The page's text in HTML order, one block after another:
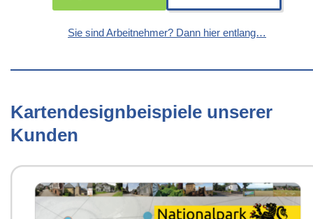
Sie sind Arbeitnehmer? Dann hier entlang…
Kartendesignbeispiele unserer
Kunden